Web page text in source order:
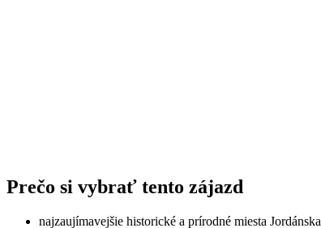
Prečo si vybrať tento zájazd
najzaujímavejšie historické a prírodné miesta Jordánska